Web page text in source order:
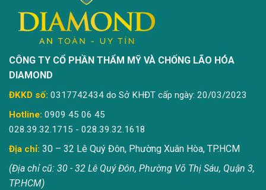
CÔNG TY CỔ PHẦN THẨM MỸ VÀ CHỐNG LÃO HÓA
DIAMOND
ĐKKD số: 0317742434 do Sở KHĐT cấp ngày: 20/03/2023
Hotline: 0909 45 06 45
028.39.32.1715 - 028.39.32.1618
Địa chỉ: 30 – 32 Lê Quý Đôn, Phường Xuân Hòa, TP.HCM
(Địa chỉ cũ: 30 - 32 Lê Quý Đôn, Phường Võ Thị Sáu, Quận 3,
TP.HCM)